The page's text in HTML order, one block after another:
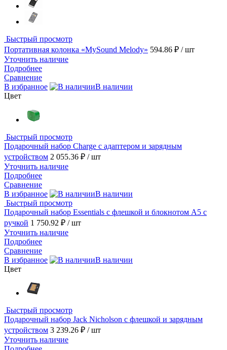
Быстрый просмотр
Портативная колонка «MySound Melody» 594.86 ₽ / шт
Уточнить наличие
Подробнее
Сравнение
В избранное
В наличии
Цвет
Быстрый просмотр
Подарочный набор Charge с адаптером и зарядным
устройством 2 055.36 ₽ / шт
Уточнить наличие
Подробнее
Сравнение
В избранное
В наличии
Быстрый просмотр
Подарочный набор Essentials с флешкой и блокнотом А5 с
ручкой 1 750.92 ₽ / шт
Уточнить наличие
Подробнее
Сравнение
В избранное
В наличии
Цвет
Быстрый просмотр
Подарочный набор Jack Nicholson с флешкой и зарядным
устройством 3 239.26 ₽ / шт
Уточнить наличие